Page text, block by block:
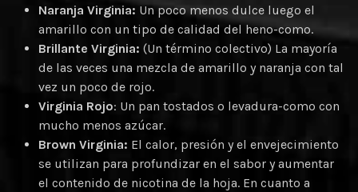
Naranja Virginia: Un poco menos dulce luego el
amarillo con un tipo de calidad del heno-como.
Brillante Virginia: (Un término colectivo) La mayoría
de las veces una mezcla de amarillo y naranja con tal
vez un poco de rojo.
Virginia Rojo: Un pan tostados o levadura-como con
mucho menos azúcar.
Brown Virginia: El calor, presión y el envejecimiento
se utilizan para profundizar en el sabor y aumentar
el contenido de nicotina de la hoja. En cuanto a